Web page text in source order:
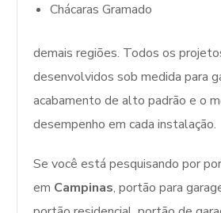
Chácaras Gramado
demais regiões. Todos os
desenvolvidos sob medida para
acabamento de alto padrão e o
desempenho em cada instalação.
Se você está pesquisando por
em Campinas, portão para